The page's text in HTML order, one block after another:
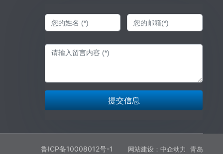
提交信息
鲁ICP备10008012号-1 网站建设：中企动力 青岛